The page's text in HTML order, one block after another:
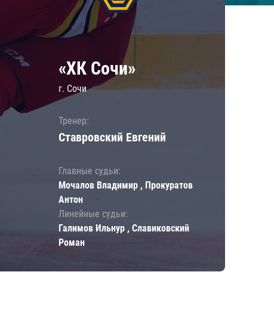
«ХК Сочи»
г. Сочи
Тренер:
Ставровский Евгений
Главные судьи:
Мочалов Владимир , Прокуратов
Антон
Линейные судьи:
Галимов Ильнур , Славиковский
Роман